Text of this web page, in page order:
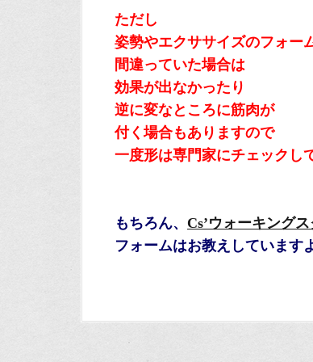
ただし
姿勢やエクササイズのフォー
間違っていた場合は
効果が出なかったり
逆に変なところに筋肉が
付く場合もありますので
一度形は専門家にチェックし
もちろん、 Cs’ウォーキング
フォームはお教えしています